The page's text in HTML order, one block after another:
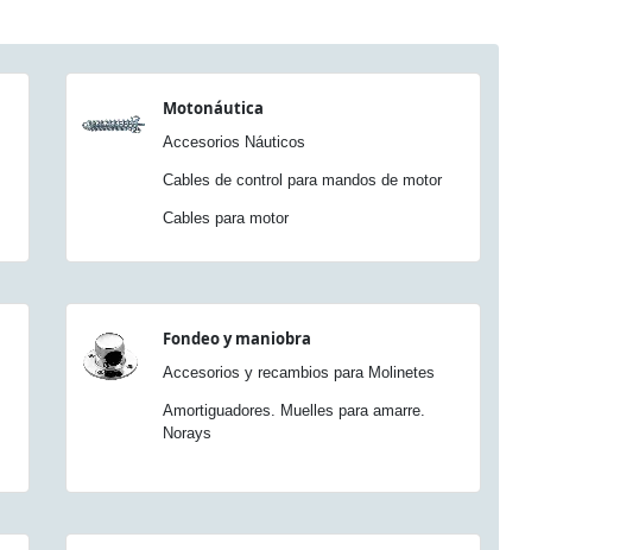
Motonáutica
Accesorios Náuticos
Cables de control para mandos de motor
Cables para motor
Fondeo y maniobra
Accesorios y recambios para Molinetes
Amortiguadores. Muelles para amarre.
Norays